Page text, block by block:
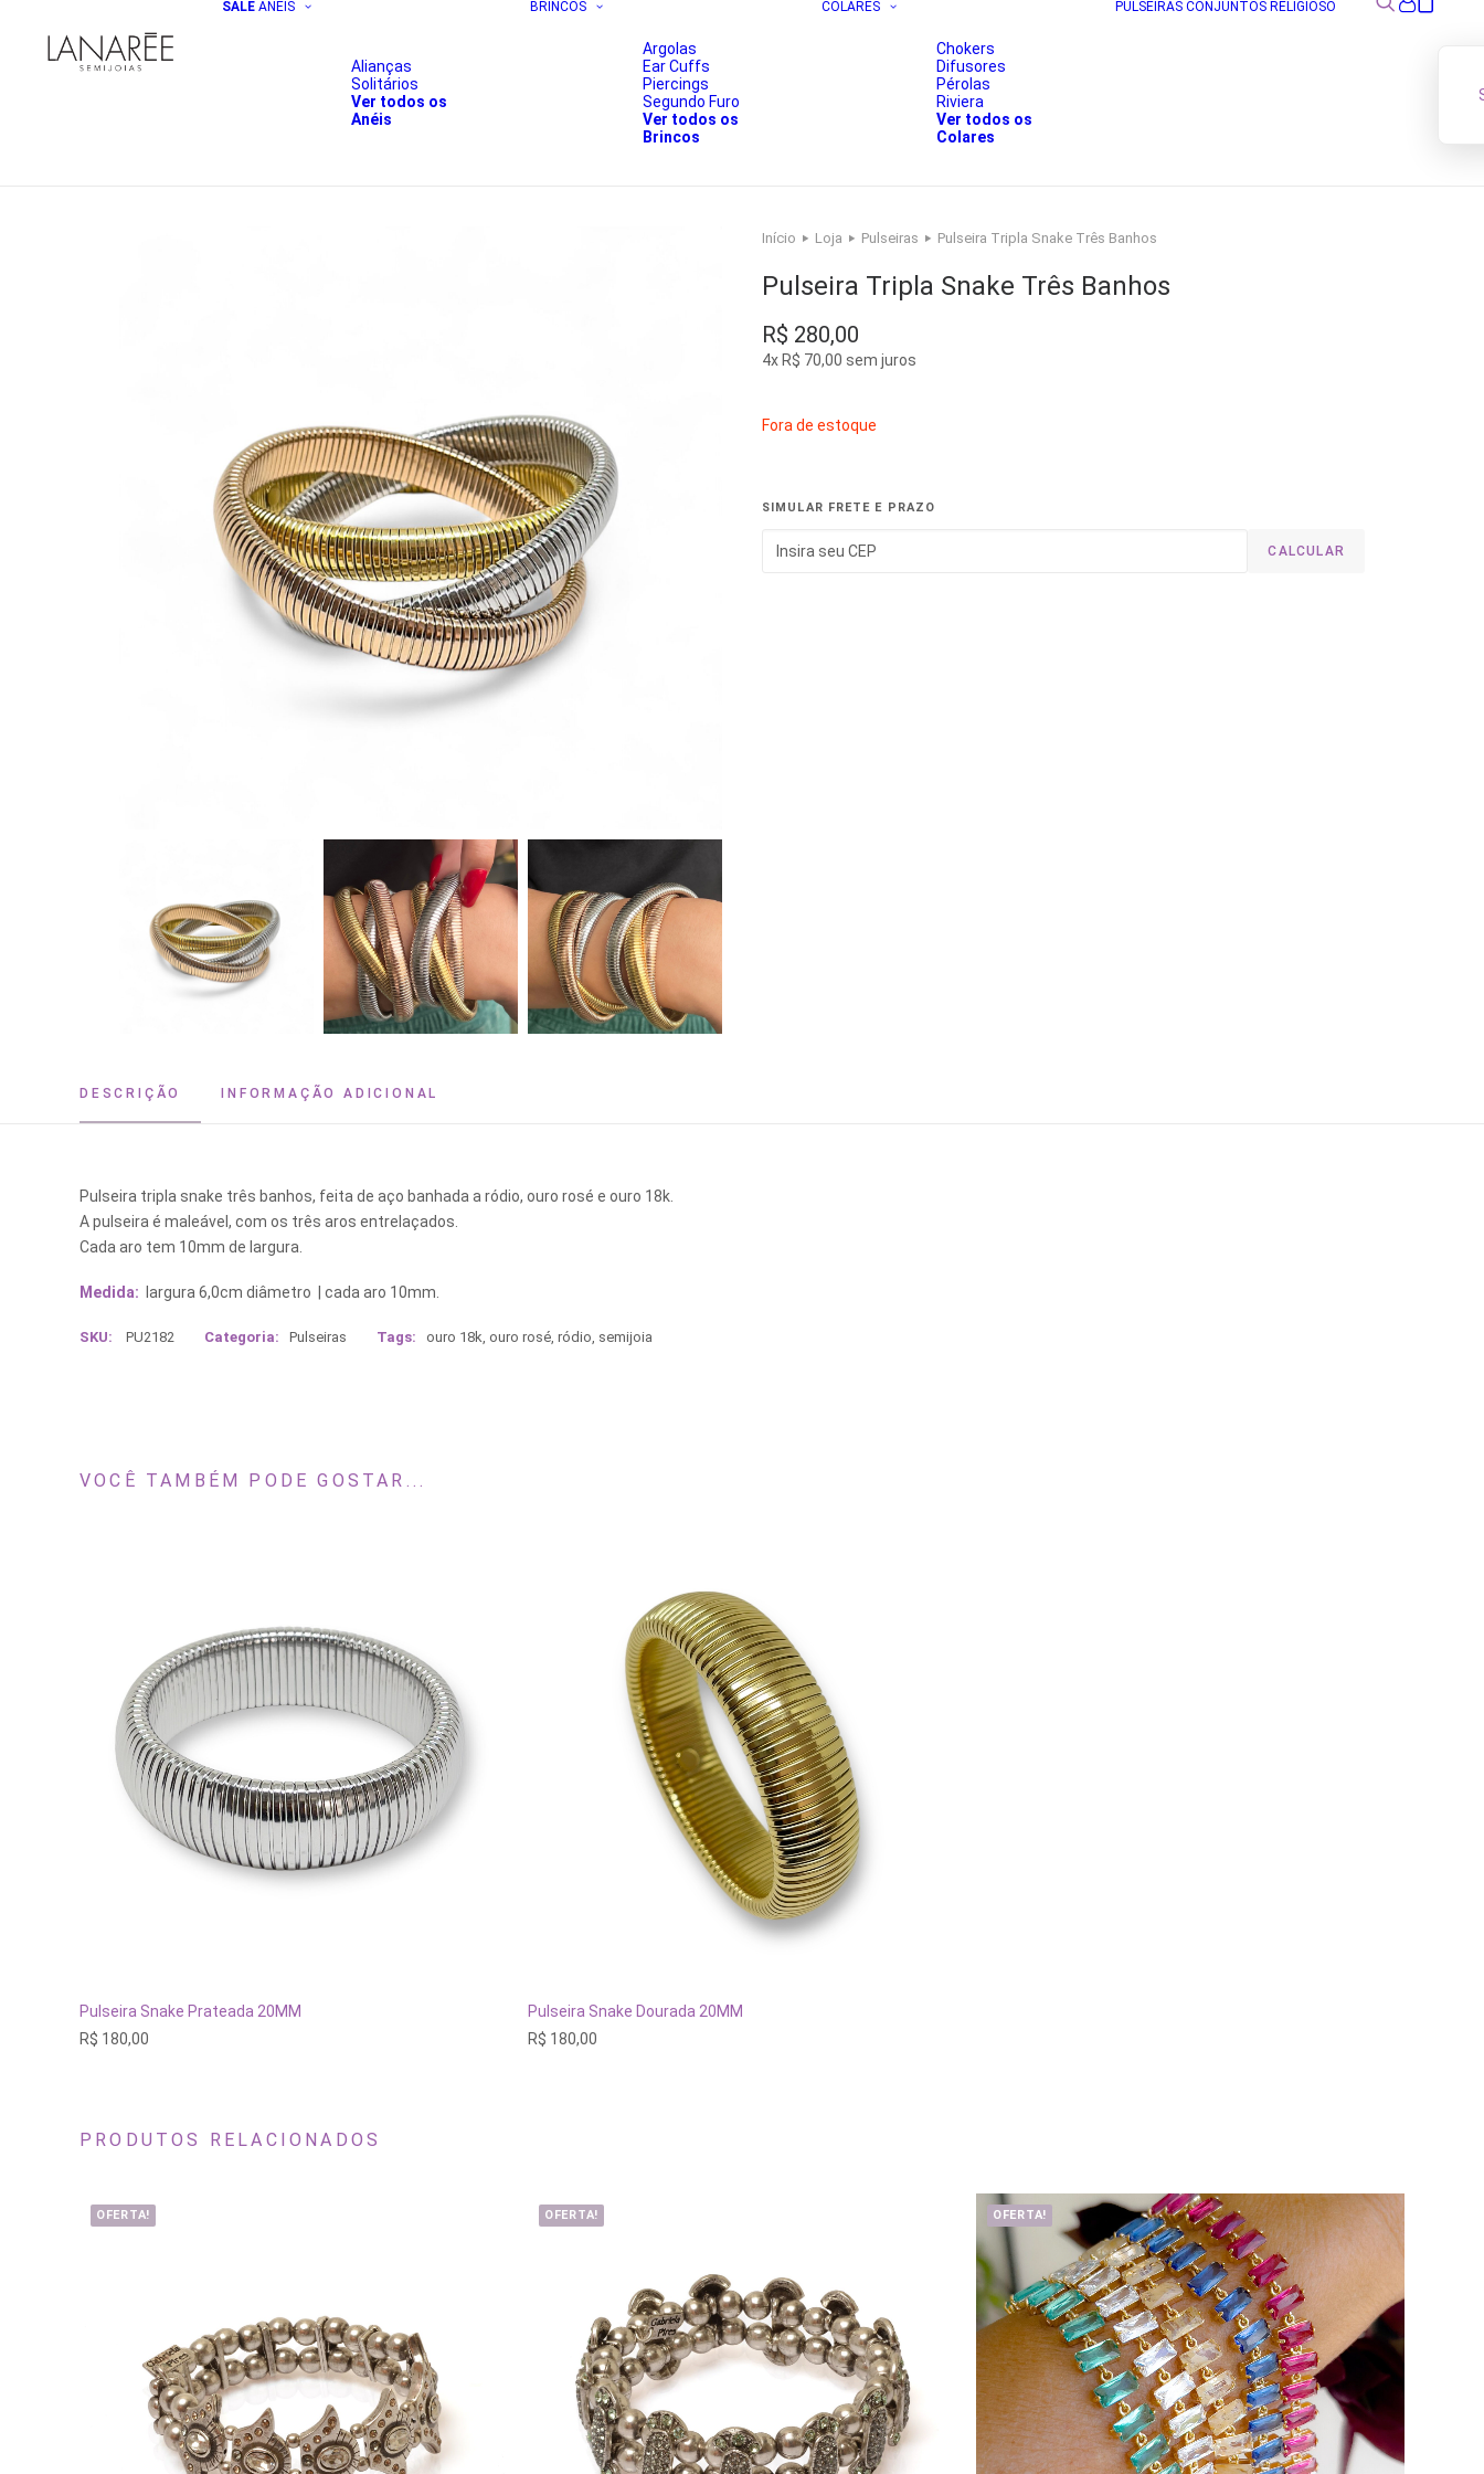
SALE ANÉIS
Alianças
Solitários
Ver todos os
Anéis
BRINCOS
Argolas
Ear Cuffs
Piercings
Segundo Furo
Ver todos os
Brincos
COLARES
Chokers
Difusores
Pérolas
Riviera
Ver todos os
Colares
PULSEIRAS CONJUNTOS RELIGIOSO
Início Loja Pulseiras Pulseira Tripla Snake Três Banhos
Pulseira Tripla Snake Três Banhos
R$ 280,00
4x R$ 70,00 sem juros
Fora de estoque
SIMULAR FRETE E PRAZO
CALCULAR
DESCRIÇÃO INFORMAÇÃO ADICIONAL
Pulseira tripla snake três banhos, feita de aço banhada a ródio, ouro rosé e ouro 18k.
A pulseira é maleável, com os três aros entrelaçados.
Cada aro tem 10mm de largura.
Medida: largura 6,0cm diâmetro | cada aro 10mm.
SKU: PU2182 Categoria: Pulseiras Tags: ouro 18k, ouro rosé, ródio, semijoia
VOCÊ TAMBÉM PODE GOSTAR...
ADICIONAR AO CARRINHO
Pulseira Snake Prateada 20MM
R$ 180,00
ESGOTADO
Pulseira Snake Dourada 20MM
R$ 180,00
PRODUTOS RELACIONADOS
OFERTA! OFERTA! OFERTA!